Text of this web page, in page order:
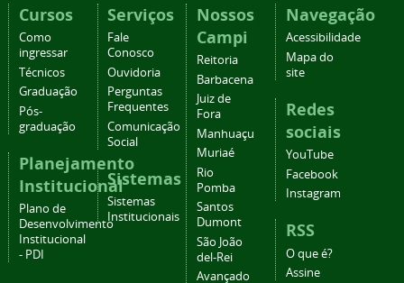
Cursos
Como
ingressar
Técnicos
Graduação
Pós-
graduação
Planejamento
Institucional
Plano de
Desenvolvimento
Institucional
- PDI
Serviços
Fale
Conosco
Ouvidoria
Perguntas
Frequentes
Comunicação
Social
Sistemas
Sistemas
Institucionais
Nossos
Campi
Reitoria
Barbacena
Juiz de
Fora
Manhuaçu
Muriaé
Rio
Pomba
Santos
Dumont
São João
del-Rei
Avançado
Navegação
Acessibilidade
Mapa do
site
Redes
sociais
YouTube
Facebook
Instagram
RSS
O que é?
Assine